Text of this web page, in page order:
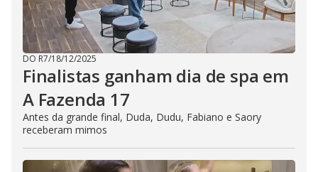
DO R7/18/12/2025
Finalistas ganham dia de spa em
A Fazenda 17
Antes da grande final, Duda, Dudu, Fabiano e Saory
receberam mimos